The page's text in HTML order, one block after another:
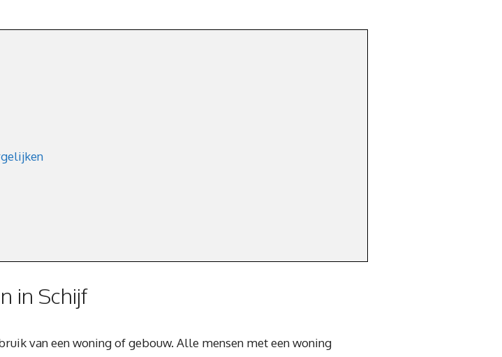
in Schijf
van een woning of gebouw. Alle mensen met een woning